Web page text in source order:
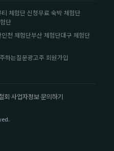
티 체험단 신청무료 숙박 체험단
단
인천 체험단부산 체험단대구 체험단
하는질문광고주 회원가입
회·사업자정보·문의하기